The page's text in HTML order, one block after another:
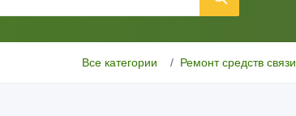
Все категории Ремонт средств связи